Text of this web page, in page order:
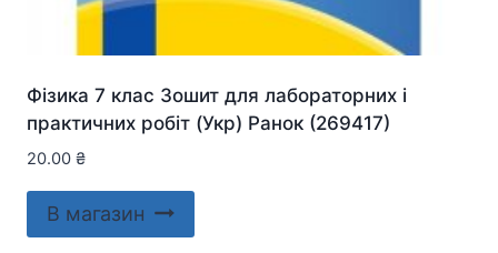
Фізика 7 клас Зошит для лабораторних і
практичних робіт (Укр) Ранок (269417)
20.00 ₴
В магазин